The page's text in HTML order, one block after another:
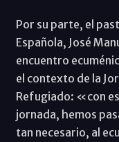
Por su parte, el
Española, José
encuentro
el contexto de la
Refugiado: «con
jornada, hemos
tan necesario, al